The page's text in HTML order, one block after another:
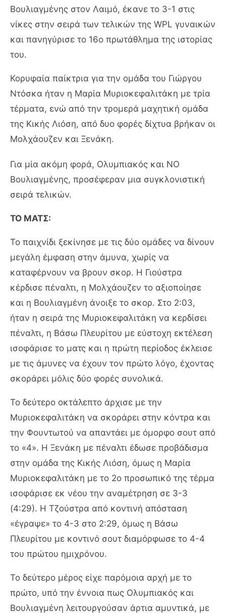
Βουλιαγμένης στον Λαιμό, έκανε το 3-1 στις
νίκες στην σειρά των τελικών της WPL γυναικών
και πανηγύρισε το 16ο πρωτάθλημα της ιστορίας
του.
Κορυφαία παίκτρια για την ομάδα του Γιώργου
Ντόσκα ήταν η Μαρία Μυριοκεφαλιτάκη με τρία
τέρματα, ενώ από την τρομερά μαχητική ομάδα
της Κικής Λιόση, από δυο φορές δίχτυα βρήκαν οι
Μολχάουζεν και Ξενάκη.
Για μία ακόμη φορά, Ολυμπιακός και ΝΟ
Βουλιαγμένης, προσέφεραν μια συγκλονιστική
σειρά τελικών.
ΤΟ ΜΑΤΣ:
Το παιχνίδι ξεκίνησε με τις δύο ομάδες να δίνουν
μεγάλη έμφαση στην άμυνα, χωρίς να
καταφέρνουν να βρουν σκορ. Η Γιούστρα
κέρδισε πέναλτι, η Μολχάουζεν το αξιοποίησε
και η Βουλιαγμένη άνοιξε το σκορ. Στο 2:03,
ήταν η σειρά της Μυριοκεφαλιτάκη να κερδίσει
πέναλτι, η Βάσω Πλευρίτου με εύστοχη εκτέλεση
ισοφάρισε το ματς και η πρώτη περίοδος έκλεισε
με τις άμυνες να έχουν τον πρώτο λόγο, έχοντας
σκοράρει μόλις δύο φορές συνολικά.
Το δεύτερο οκτάλεπτο άρχισε με την
Μυριοκεφαλιτάκη να σκοράρει στην κόντρα και
την Φουντωτού να απαντάει με όμορφο σουτ από
το «4». Η Ξενάκη με πέναλτι έδωσε προβάδισμα
στην ομάδα της Κικής Λιόση, όμως η Μαρία
Μυριοκεφαλιτάκη με το 2ο προσωπικό της τέρμα
ισοφάρισε εκ νέου την αναμέτρηση σε 3-3
(4:29). Η Τζούστρα από κοντινή απόσταση
«έγραψε» το 4-3 στο 2:29, όμως η Βάσω
Πλευρίτου με κοντινό σουτ διαμόρφωσε το 4-4
του πρώτου ημιχρόνου.
Το δεύτερο μέρος είχε παρόμοια αρχή με το
πρώτο, υπό την έννοια πως Ολυμπιακός και
Βουλιαγμένη λειτουργούσαν άρτια αμυντικά, με